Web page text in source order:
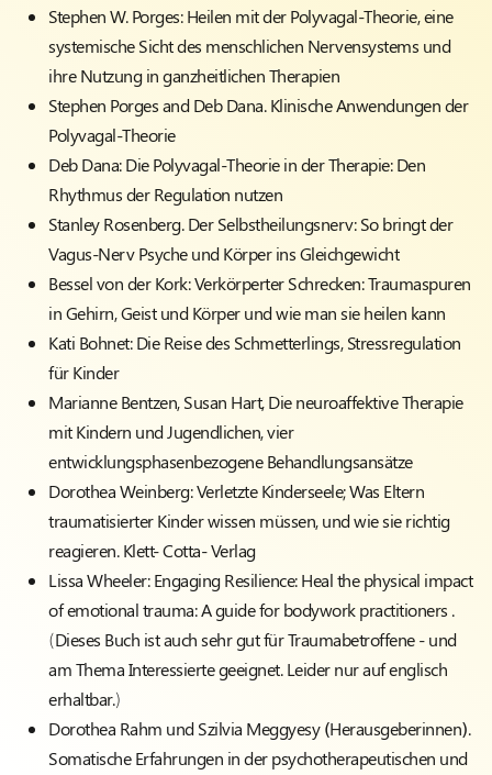
Stephen W. Porges:Heilen mit der Polyvagal-Theorie, eine
systemische Sicht des menschlichen Nervensystems und
ihre Nutzung in ganzheitlichen Therapien
Stephen Porges and Deb Dana. Klinische Anwendungen der
Polyvagal-Theorie
Deb Dana: Die Polyvagal-Theorie in der Therapie: Den
Rhythmus der Regulation nutzen
Stanley Rosenberg. Der Selbstheilungsnerv: So bringt der
Vagus-Nerv Psyche und Körper ins Gleichgewicht
Bessel von der Kork: Verkörperter Schrecken: Traumaspuren
in Gehirn, Geist und Körper und wie man sie heilen kann
Kati Bohnet:Die Reise des Schmetterlings, Stressregulation
für Kinder
Marianne Bentzen, Susan Hart,Die neuroaffektive Therapie
mit Kindern und Jugendlichen, vier
entwicklungsphasenbezogene Behandlungsansätze
Dorothea Weinberg:Verletzte Kinderseele; Was Eltern
traumatisierter Kinder wissen müssen, und wie sie richtig
reagieren. Klett- Cotta- Verlag
Lissa Wheeler: Engaging Resilience: Heal the physical impact
of emotional trauma: A guide for bodywork practitioners .
(Dieses Buch ist auch sehr gut für Traumabetroffene - und
am Thema Interessierte geeignet. Leider nur auf englisch
erhaltbar.)
Dorothea Rahm und Szilvia Meggyesy (Herausgeberinnen).
Somatische Erfahrungen in der psychotherapeutischen und